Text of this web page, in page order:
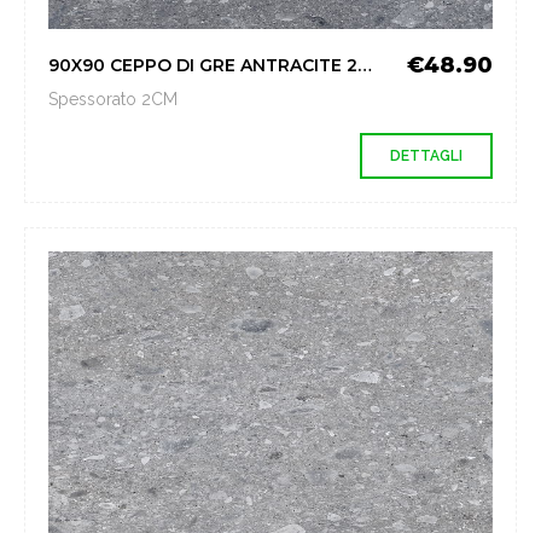
90X90 CEPPO DI GRE ANTRACITE 2CM -
Spessorato 2CM
€48.90
DETTAGLI